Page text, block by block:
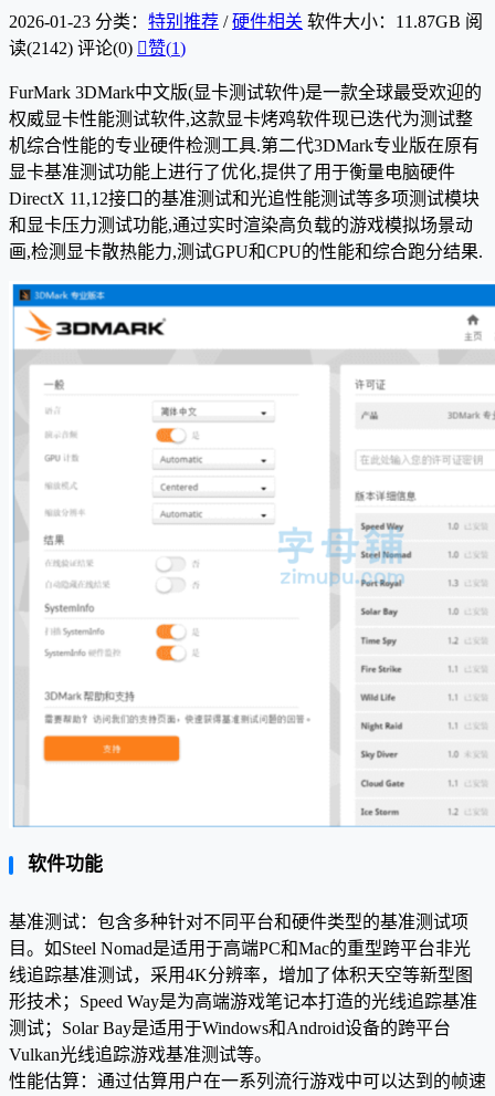
2026-01-23 分类： 特别推荐 /硬件相关 软件大小：11.87GB 阅
读(2142) 评论(0) 赞(1)
FurMark 3DMark中文版(显卡测试软件)是一款全球最受欢迎的
权威显卡性能测试软件,这款显卡烤鸡软件现已迭代为测试整
机综合性能的专业硬件检测工具.第二代3DMark专业版在原有
显卡基准测试功能上进行了优化,提供了用于衡量电脑硬件
DirectX 11,12接口的基准测试和光追性能测试等多项测试模块
和显卡压力测试功能,通过实时渲染高负载的游戏模拟场景动
画,检测显卡散热能力,测试GPU和CPU的性能和综合跑分结果.
软件功能
基准测试：包含多种针对不同平台和硬件类型的基准测试项
目。如Steel Nomad是适用于高端PC和Mac的重型跨平台非光
线追踪基准测试，采用4K分辨率，增加了体积天空等新型图
形技术；Speed Way是为高端游戏笔记本打造的光线追踪基准
测试；Solar Bay是适用于Windows和Android设备的跨平台
Vulkan光线追踪游戏基准测试等。
性能估算：通过估算用户在一系列流行游戏中可以达到的帧速